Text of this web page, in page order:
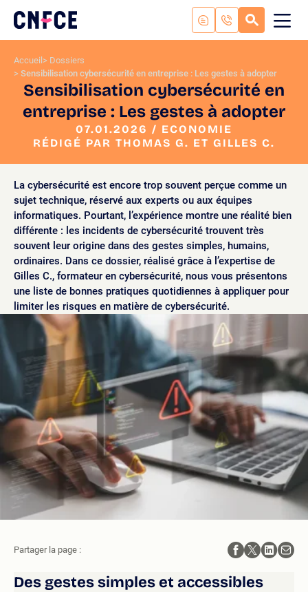
contenu
menu
recherche
Logo
site
Accueil
Dossiers
Sensibilisation cybersécurité en entreprise : Les gestes à adopter
Sensibilisation cybersécurité en
entreprise : Les gestes à adopter
07.01.2026 / ECONOMIE
RÉDIGÉ PAR THOMAS G. ET GILLES C.
La cybersécurité est encore trop souvent perçue comme un
sujet technique, réservé aux experts ou aux équipes
informatiques. Pourtant, l’expérience montre une réalité bien
différente : les incidents de cybersécurité trouvent très
souvent leur origine dans des gestes simples, humains,
ordinaires. Dans ce dossier, réalisé grâce à l’expertise de
Gilles C., formateur en cybersécurité, nous vous présentons
une liste de bonnes pratiques quotidiennes à appliquer pour
limiter les risques en matière de cybersécurité.
Des gestes simples et accessibles
Partager la page :